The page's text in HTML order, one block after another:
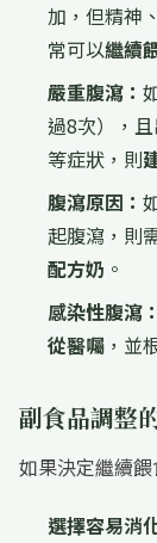
加，但精神
常可以繼續
嚴重腹瀉：
過8次），
等症狀，則
腹瀉原因：
起腹瀉，則
配方奶 。
感染性腹瀉：
從醫囑 ，並
副食品調整
如果決定繼續
選擇容易消